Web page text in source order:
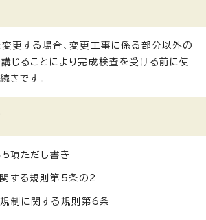
更する場合、変更工事に係る部分以外の
じることにより完成検査を受ける前に使
きです。
項ただし書き
する規則第5条の2
制に関する規則第6条